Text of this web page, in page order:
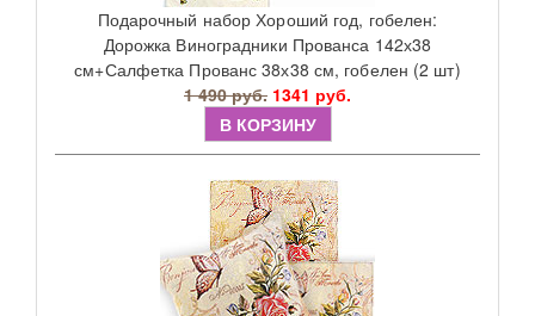
Подарочный набор Хороший год, гобелен:
Дорожка Виноградники Прованса 142х38
см+Салфетка Прованс 38х38 см, гобелен (2 шт)
1 490 руб. 1341 руб.
В КОРЗИНУ